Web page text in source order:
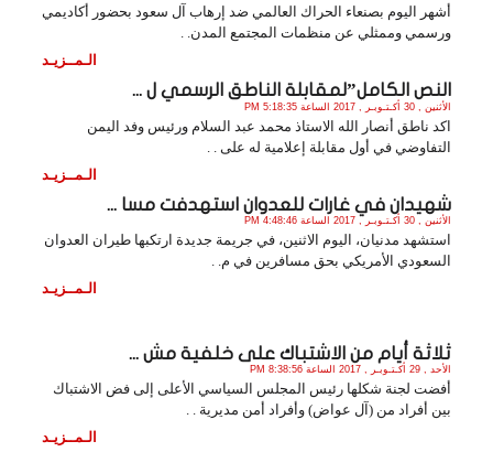
أشهر اليوم بصنعاء الحراك العالمي ضد إرهاب آل سعود بحضور أكاديمي
ورسمي وممثلي عن منظمات المجتمع المدن. .
الـمــزيـد
النص الكامل”لمقابلة الناطق الرسمي ل ...
الأثنين , 30 أكـتـوبـر , 2017 الساعة 5:18:35 PM
اكد ناطق أنصار الله الاستاذ محمد عبد السلام ورئيس وفد اليمن
التفاوضي في أول مقابلة إعلامية له على . .
الـمــزيـد
شهيدان في غارات للعدوان استهدفت مسا ...
الأثنين , 30 أكـتـوبـر , 2017 الساعة 4:48:46 PM
استشهد مدنيان، اليوم الاثنين، في جريمة جديدة ارتكبها طيران العدوان
السعودي الأمريكي بحق مسافرين في م. .
الـمــزيـد
ثلاثة أيام من الاشتباك على خلفية مش ...
الأحد , 29 أكـتـوبـر , 2017 الساعة 8:38:56 PM
أفضت لجنة شكلها رئيس المجلس السياسي الأعلى إلى فض الاشتباك
بين أفراد من (آل عواض) وأفراد أمن مديرية . .
الـمــزيـد